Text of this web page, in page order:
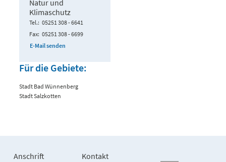
Natur und
Klimaschutz
Tel. 05251 308 - 6641
Fax 05251 308 - 6699
E-Mail senden
Für die Gebiete:
Stadt Bad Wünnenberg
Stadt Salzkotten
Anschrift Kontakt